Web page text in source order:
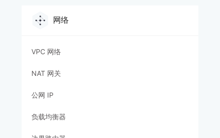
网络
VPC 网络
NAT 网关
公网 IP
负载均衡器